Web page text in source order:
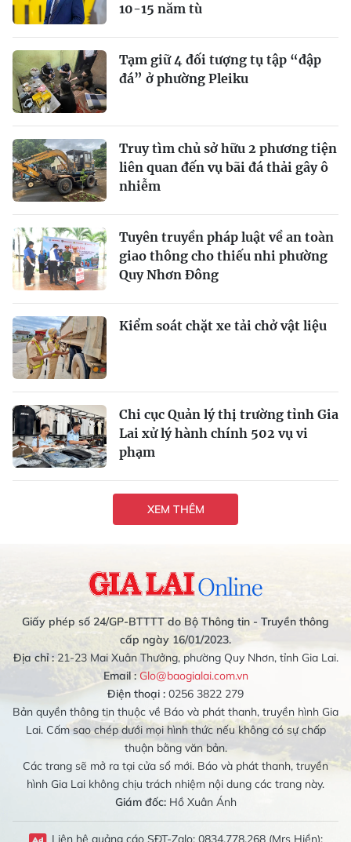
10-15 năm tù
Tạm giữ 4 đối tượng tụ tập “đập
đá” ở phường Pleiku
Truy tìm chủ sở hữu 2 phương tiện
liên quan đến vụ bãi đá thải gây ô
nhiễm
Tuyên truyền pháp luật về an toàn
giao thông cho thiếu nhi phường
Quy Nhơn Đông
Kiểm soát chặt xe tải chở vật liệu
Chi cục Quản lý thị trường tỉnh Gia
Lai xử lý hành chính 502 vụ vi
phạm
XEM THÊM
Giấy phép số 24/GP-BTTTT do Bộ Thông tin - Truyền thông
cấp ngày 16/01/2023.
Địa chỉ :21-23 Mai Xuân Thưởng, phường Quy Nhơn, tỉnh Gia Lai.
Email : Glo@baogialai.com.vn
Điện thoại : 0256 3822 279
Bản quyền thông tin thuộc về Báo và phát thanh, truyền hình Gia
Lai. Cấm sao chép dưới mọi hình thức nếu không có sự chấp
thuận bằng văn bản.
Các trang sẽ mở ra tại cửa sổ mới. Báo và phát thanh, truyền
hình Gia Lai không chịu trách nhiệm nội dung các trang này.
Giám đốc:Hồ Xuân Ánh
Liên hệ quảng cáo SĐT-Zalo: 0834.778.268 (Mrs Hiền);